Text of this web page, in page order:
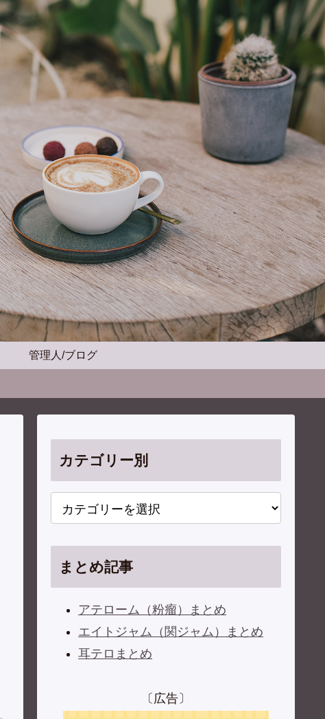
管理人/ブログ
カテゴリー別
まとめ記事
アテローム（粉瘤）まとめ
エイトジャム（関ジャム）まとめ
耳テロまとめ
〔広告〕